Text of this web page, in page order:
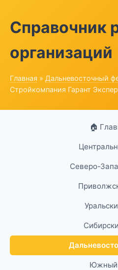
Справочник
организаций
Главная » Дальневосточный
Стройкомпания Гарант
🏠
Северо-